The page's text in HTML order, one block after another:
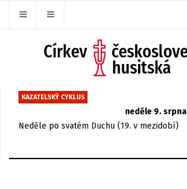
KAZATELSKÝ CYKLUS
neděle 9. srpna
Neděle po svatém Duchu (19. v mezidobí)